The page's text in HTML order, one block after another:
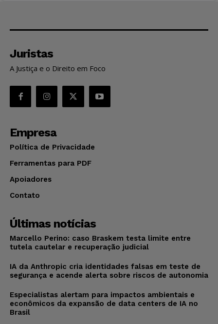
Juristas
A Justiça e o Direito em Foco
Empresa
Política de Privacidade
Ferramentas para PDF
Apoiadores
Contato
Últimas notícias
Marcello Perino: caso Braskem testa limite entre
tutela cautelar e recuperação judicial
IA da Anthropic cria identidades falsas em teste de
segurança e acende alerta sobre riscos de autonomia
Especialistas alertam para impactos ambientais e
econômicos da expansão de data centers de IA no
Brasil